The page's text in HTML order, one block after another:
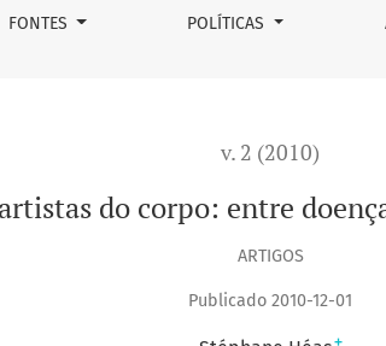
FONTES POLÍTICAS
v. 2 (2010)
do corpo: entre
ARTIGOS
Publicado 2010-12-01
+